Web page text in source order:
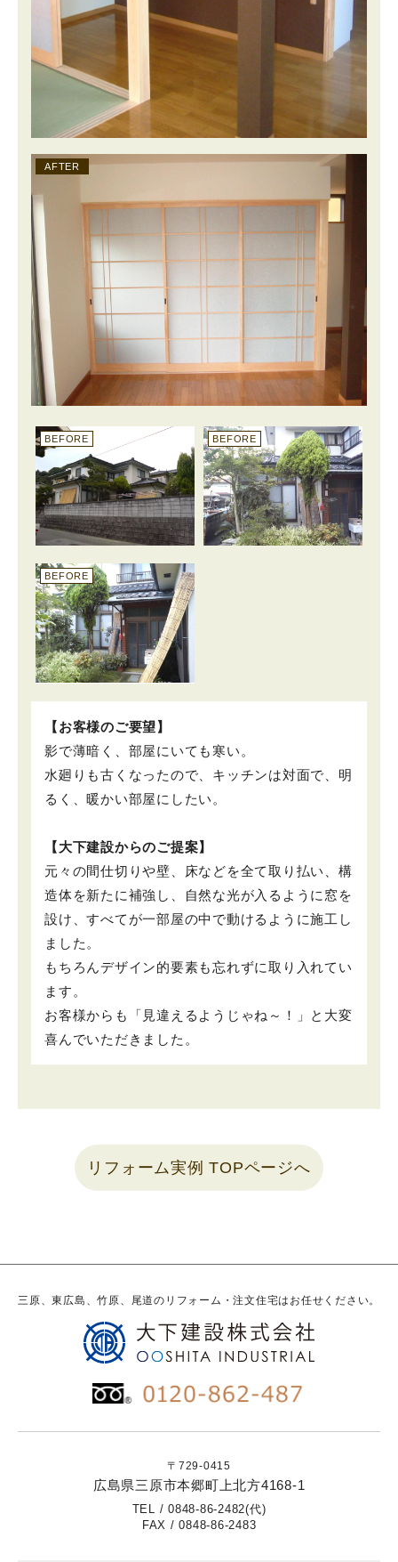
AFTER
BEFORE BEFORE
BEFORE
【お客様のご要望】
影で薄暗く、部屋にいても寒い。
水廻りも古くなったので、キッチンは対面で、明
るく、暖かい部屋にしたい。
【大下建設からのご提案】
元々の間仕切りや壁、床などを全て取り払い、構
造体を新たに補強し、自然な光が入るように窓を
設け、すべてが一部屋の中で動けるように施工し
ました。
もちろんデザイン的要素も忘れずに取り入れてい
ます。
お客様からも「見違えるようじゃね～！」と大変
喜んでいただきました。
リフォーム実例 TOPページへ
三原、東広島、竹原、尾道のリフォーム・注文住宅はお任せください。
〒729-0415
広島県三原市本郷町上北方4168-1
TEL / 0848-86-2482(代)
FAX / 0848-86-2483